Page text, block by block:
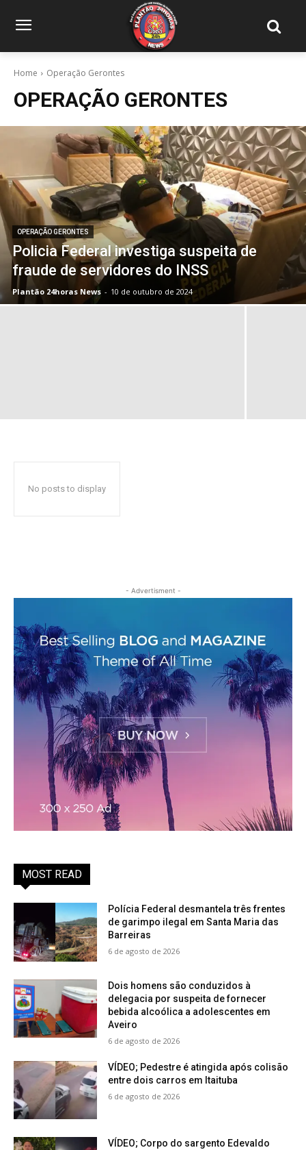
Home Operação Gerontes
OPERAÇÃO GERONTES
OPERAÇÃO GERONTES
Policia Federal investiga suspeita de
fraude de servidores do INSS
Plantão 24horas News - 10 de outubro de 2024
No posts to display
- Advertisment -
MOST READ
Polícia Federal desmantela três frentes
de garimpo ilegal em Santa Maria das
Barreiras
6 de agosto de 2026
Dois homens são conduzidos à
delegacia por suspeita de fornecer
bebida alcoólica a adolescentes em
Aveiro
6 de agosto de 2026
VÍDEO; Pedestre é atingida após colisão
entre dois carros em Itaituba
6 de agosto de 2026
VÍDEO; Corpo do sargento Edevaldo